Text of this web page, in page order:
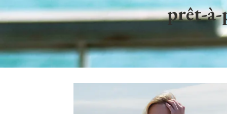
prêt-à-